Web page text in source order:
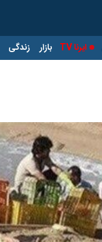
ایرنا TV بازار زندگی